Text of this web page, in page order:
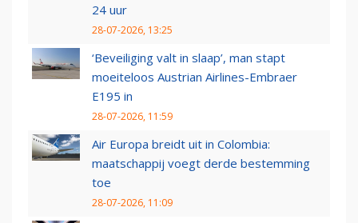
24 uur
28-07-2026, 13:25
‘Beveiliging valt in slaap’, man stapt
moeiteloos Austrian Airlines-Embraer
E195 in
28-07-2026, 11:59
Air Europa breidt uit in Colombia:
maatschappij voegt derde bestemming
toe
28-07-2026, 11:09